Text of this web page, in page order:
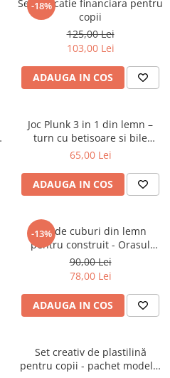
-18%
Set educatie financiara pentru
copii
125,00 Lei
103,00 Lei
ADAUGA IN COS
Joc Plunk 3 in 1 din lemn –
turn cu betisoare si bile
colorate
65,00 Lei
ADAUGA IN COS
-13%
100 de cuburi din lemn
pentru construit - Orasul
Inteligent 3 ani
90,00 Lei
78,00 Lei
ADAUGA IN COS
Set creativ de plastilină
pentru copii - pachet modelaj